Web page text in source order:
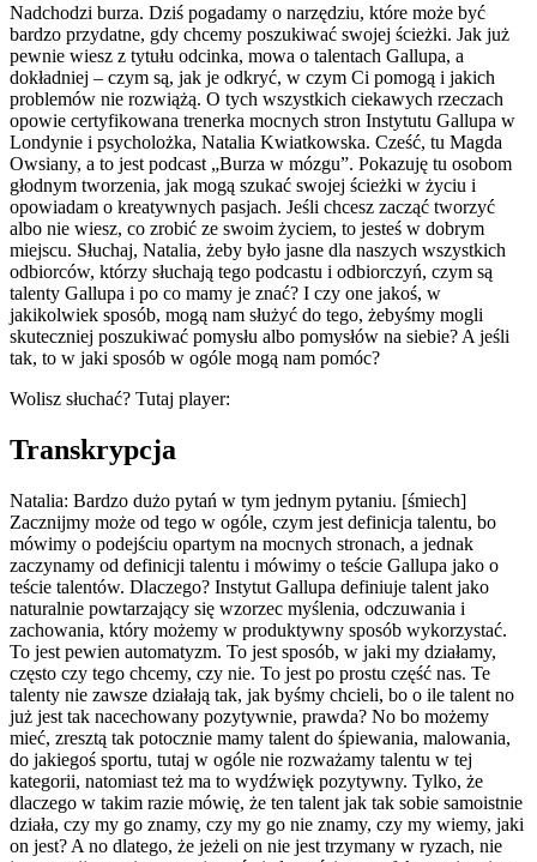
Nadchodzi burza. Dziś pogadamy o narzędziu, które może być
bardzo przydatne, gdy chcemy poszukiwać swojej ścieżki. Jak już
pewnie wiesz z tytułu odcinka, mowa o talentach Gallupa, a
dokładniej – czym są, jak je odkryć, w czym Ci pomogą i jakich
problemów nie rozwiążą. O tych wszystkich ciekawych rzeczach
opowie certyfikowana trenerka mocnych stron Instytutu Gallupa w
Londynie i psycholożka, Natalia Kwiatkowska. Cześć, tu Magda
Owsiany, a to jest podcast „Burza w mózgu”. Pokazuję tu osobom
głodnym tworzenia, jak mogą szukać swojej ścieżki w życiu i
opowiadam o kreatywnych pasjach. Jeśli chcesz zacząć tworzyć
albo nie wiesz, co zrobić ze swoim życiem, to jesteś w dobrym
miejscu. Słuchaj, Natalia, żeby było jasne dla naszych wszystkich
odbiorców, którzy słuchają tego podcastu i odbiorczyń, czym są
talenty Gallupa i po co mamy je znać? I czy one jakoś, w
jakikolwiek sposób, mogą nam służyć do tego, żebyśmy mogli
skuteczniej poszukiwać pomysłu albo pomysłów na siebie? A jeśli
tak, to w jaki sposób w ogóle mogą nam pomóc?
Wolisz słuchać? Tutaj player:
Transkrypcja
Natalia: Bardzo dużo pytań w tym jednym pytaniu. [śmiech]
Zacznijmy może od tego w ogóle, czym jest definicja talentu, bo
mówimy o podejściu opartym na mocnych stronach, a jednak
zaczynamy od definicji talentu i mówimy o teście Gallupa jako o
teście talentów. Dlaczego? Instytut Gallupa definiuje talent jako
naturalnie powtarzający się wzorzec myślenia, odczuwania i
zachowania, który możemy w produktywny sposób wykorzystać.
To jest pewien automatyzm. To jest sposób, w jaki my działamy,
często czy tego chcemy, czy nie. To jest po prostu część nas. Te
talenty nie zawsze działają tak, jak byśmy chcieli, bo o ile talent no
już jest tak nacechowany pozytywnie, prawda? No bo możemy
mieć, zresztą tak potocznie mamy talent do śpiewania, malowania,
do jakiegoś sportu, tutaj w ogóle nie rozważamy talentu w tej
kategorii, natomiast też ma to wydźwięk pozytywny. Tylko, że
dlaczego w takim razie mówię, że ten talent jak tak sobie samoistnie
działa, czy my go znamy, czy my go nie znamy, czy my wiemy, jaki
on jest? A no dlatego, że jeżeli on nie jest trzymany w ryzach, nie